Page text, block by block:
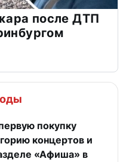
после ДТП
покупку
концертов и
«Афиша» в